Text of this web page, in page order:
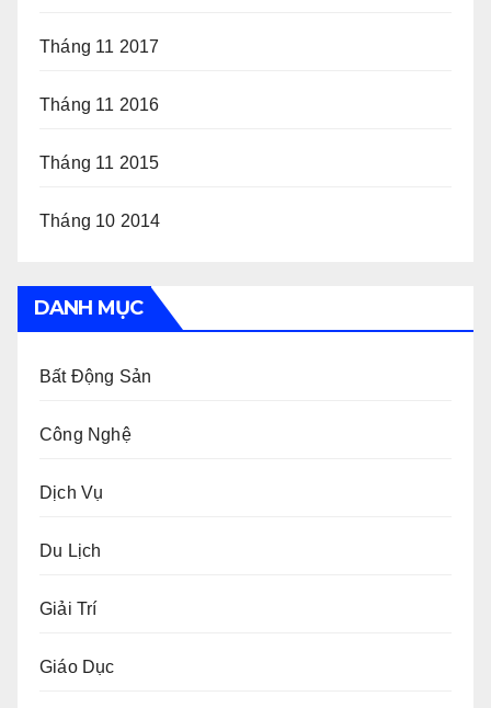
Tháng 11 2017
Tháng 11 2016
Tháng 11 2015
Tháng 10 2014
DANH MỤC
Bất Động Sản
Công Nghệ
Dịch Vụ
Du Lịch
Giải Trí
Giáo Dục